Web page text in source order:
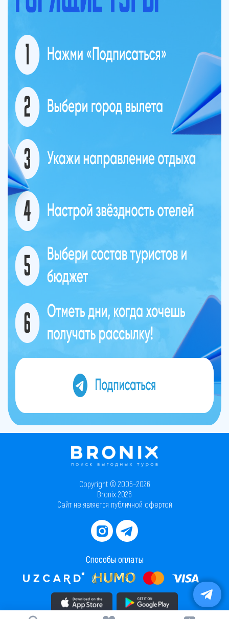
Copyright © 2005–2026
Bronix 2026
Сайт не является публичной офертой
Способы оплаты
Скачать приложение в AppStore Скачать приложение в PlayMarket